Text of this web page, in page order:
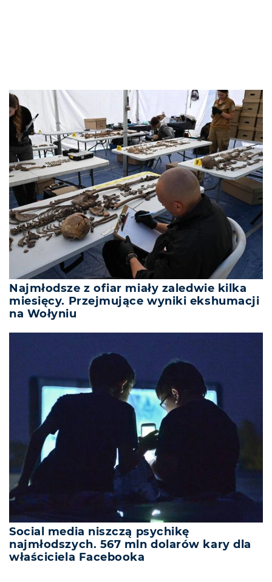
Najmłodsze z ofiar miały zaledwie kilka
miesięcy. Przejmujące wyniki ekshumacji
na Wołyniu
Social media niszczą psychikę
najmłodszych. 567 mln dolarów kary dla
właściciela Facebooka